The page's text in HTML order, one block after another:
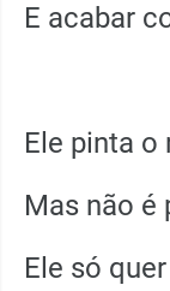
E acabar
Ele pinta o
Mas não é
Ele só